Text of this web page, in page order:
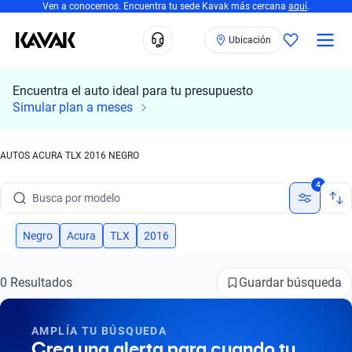
Ven a conocernos. Encuentra tu sede Kavak más cercana aquí.
Ubicación
Encuentra el auto ideal para tu presupuesto
Simular plan a meses
AUTOS ACURA TLX 2016 NEGRO
Busca por modelo
Busca por versión
Busca por marca
Busca por modelo
4
Negro Acura TLX 2016
0 Resultados Guardar búsqueda
AMPLÍA TU BÚSQUEDA